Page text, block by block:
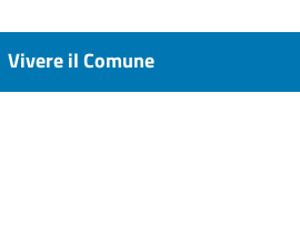
Vivere il Comune